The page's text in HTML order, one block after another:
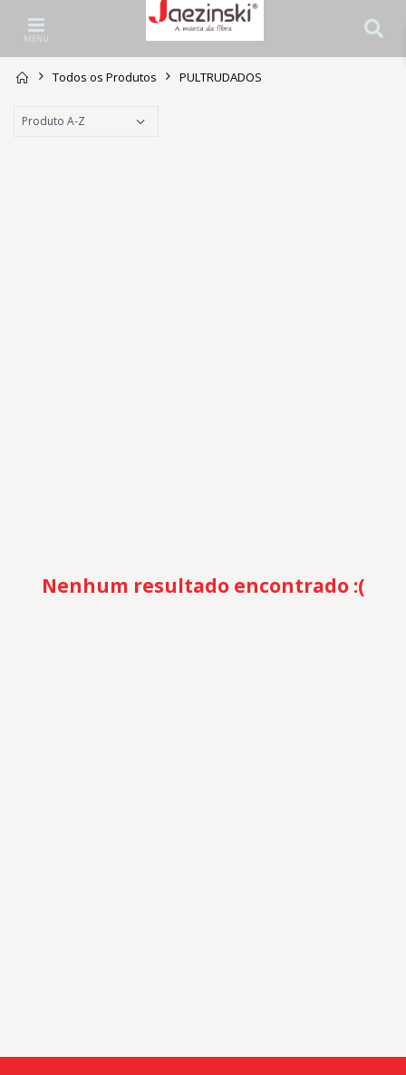
MENU
Todos os Produtos PULTRUDADOS
Nenhum resultado encontrado :(